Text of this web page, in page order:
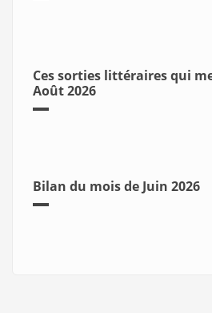
Ces sorties littéraires qui
Août 2026
Bilan du mois de Juin 2026